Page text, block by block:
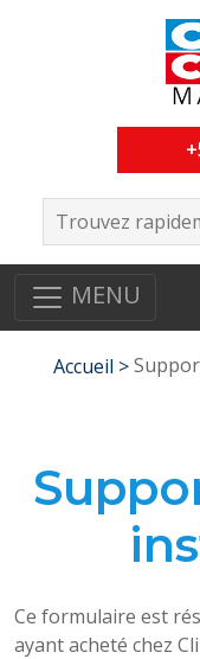
MENU
Accueil >
Ce formulaire est
ayant acheté chez